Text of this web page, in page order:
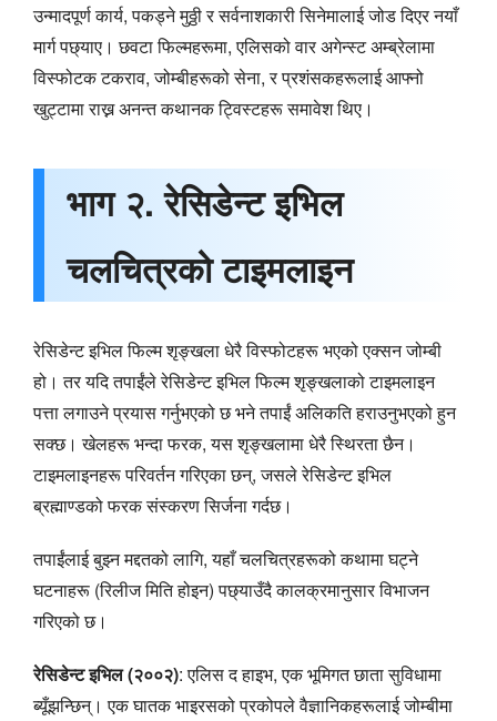
उन्मादपूर्ण कार्य, पकड्ने मुठ्ठी र सर्वनाशकारी सिनेमालाई जोड दिएर नयाँ
मार्ग पछ्याए। छवटा फिल्महरूमा, एलिसको वार अगेन्स्ट अम्ब्रेलामा
विस्फोटक टकराव, जोम्बीहरूको सेना, र प्रशंसकहरूलाई आफ्नो
खुट्टामा राख्न अनन्त कथानक ट्विस्टहरू समावेश थिए।
भाग २. रेसिडेन्ट इभिल
चलचित्रको टाइमलाइन
रेसिडेन्ट इभिल फिल्म शृङ्खला धेरै विस्फोटहरू भएको एक्सन जोम्बी
हो। तर यदि तपाईंले रेसिडेन्ट इभिल फिल्म शृङ्खलाको टाइमलाइन
पत्ता लगाउने प्रयास गर्नुभएको छ भने तपाईं अलिकति हराउनुभएको हुन
सक्छ। खेलहरू भन्दा फरक, यस शृङ्खलामा धेरै स्थिरता छैन।
टाइमलाइनहरू परिवर्तन गरिएका छन्, जसले रेसिडेन्ट इभिल
ब्रह्माण्डको फरक संस्करण सिर्जना गर्दछ।
तपाईंलाई बुझ्न मद्दतको लागि, यहाँ चलचित्रहरूको कथामा घट्ने
घटनाहरू (रिलीज मिति होइन) पछ्याउँदै कालक्रमानुसार विभाजन
गरिएको छ।
रेसिडेन्ट इभिल (२००२): एलिस द हाइभ, एक भूमिगत छाता सुविधामा
ब्यूँझन्छिन्। एक घातक भाइरसको प्रकोपले वैज्ञानिकहरूलाई जोम्बीमा